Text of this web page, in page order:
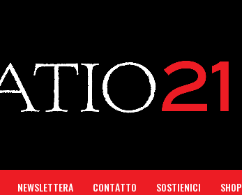
NEWSLETTERA CONTATTO SOSTIENICI SHOP